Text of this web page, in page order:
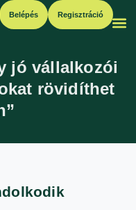
Belépés Regisztráció
jó vállalkozói
rövidíthet